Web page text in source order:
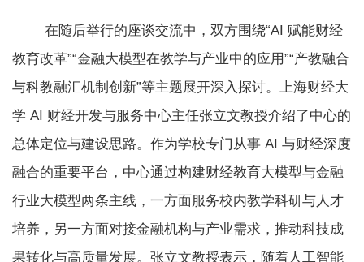
在随后举行的座谈交流中，双方围绕“AI 赋能财经
教育改革”“金融大模型在教学与产业中的应用”“产教融合
与科教融汇机制创新”等主题展开深入探讨。上海财经大
学 AI 财经开发与服务中心主任张立文教授介绍了中心的
总体定位与建设思路。作为学校专门从事 AI 与财经深度
融合的重要平台，中心通过构建财经教育大模型与金融
行业大模型两条主线，一方面服务校内教学科研与人才
培养，另一方面对接金融机构与产业需求，推动科技成
果转化与高质量发展。张立文教授表示，随着人工智能